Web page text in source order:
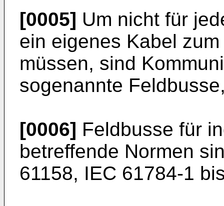
[0005] Um nicht für
ein eigenes Kabel
müssen, sind
sogenannte
[0006] Feldbusse für
betreffende Normen
61158, IEC 61784-1